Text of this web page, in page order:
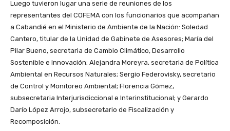
Luego tuvieron lugar una serie de reuniones de los
representantes del COFEMA con los funcionarios que acompañan
a Cabandié en el Ministerio de Ambiente de la Nación: Soledad
Cantero, titular de la Unidad de Gabinete de Asesores; María del
Pilar Bueno, secretaria de Cambio Climático, Desarrollo
Sostenible e Innovación; Alejandra Moreyra, secretaria de Política
Ambiental en Recursos Naturales; Sergio Federovisky, secretario
de Control y Monitoreo Ambiental; Florencia Gómez,
subsecretaria Interjurisdiccional e Interinstitucional; y Gerardo
Darío López Arrojo, subsecretario de Fiscalización y
Recomposición.